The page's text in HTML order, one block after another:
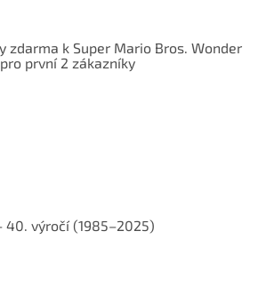
zdarma k Super Mario Bros. Wonder
první 2 zákazníky
40. výročí (1985–2025)